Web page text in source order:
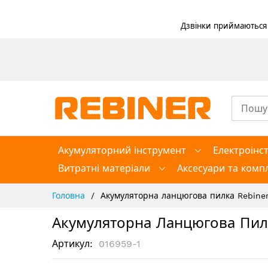
Дзвінки
Акумуляторний інструмент
Витратні матеріали
Аксесуари та
Головна Акумуляторна ланцюгова пилка
Акумуляторна Ланцюгова
Артикул 016959-1